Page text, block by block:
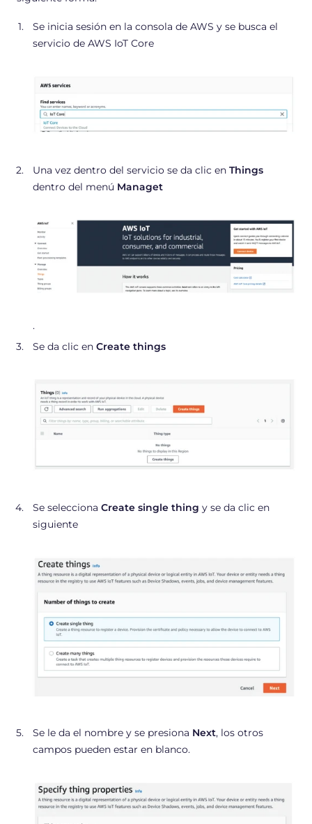
Se inicia sesión en la consola de AWS y se busca el
servicio de AWS IoT Core
Una vez dentro del servicio se da clic en Things
dentro del menú Managet
.
Se da clic en Create things
Se selecciona Create single thing y se da clic en
siguiente
Se le da el nombre y se presiona Next, los otros
campos pueden estar en blanco.